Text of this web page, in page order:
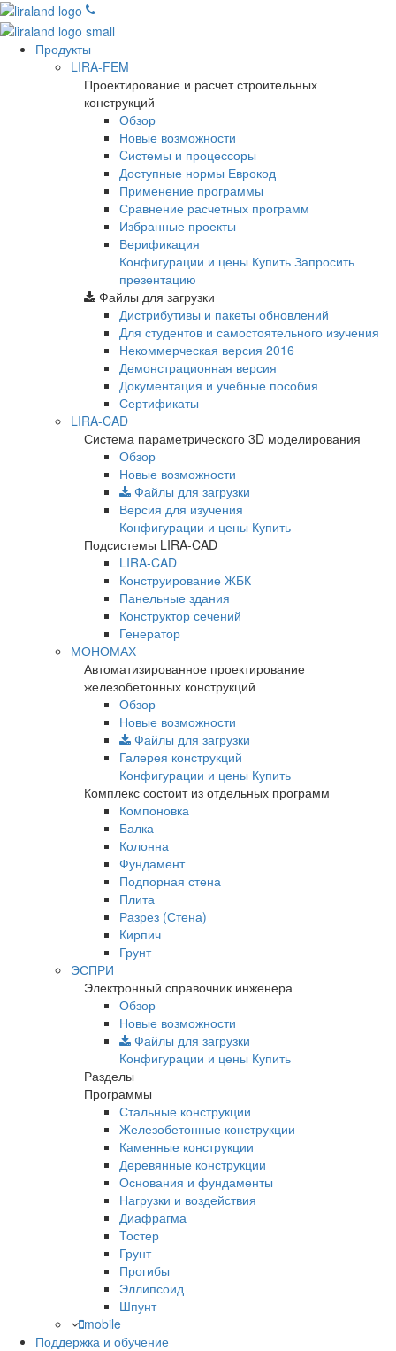
Продукты
LIRA-FEM
Проектирование и расчет строительных
конструкций
Обзор
Новые возможности
Cистемы и процессоры
Доступные нормы Еврокод
Применение программы
Сравнение расчетных программ
Избранные проекты
Верификация
Конфигурации и цены Купить Запросить
презентацию
Файлы для загрузки
Дистрибутивы и пакеты обновлений
Для студентов и самостоятельного изучения
Некоммерческая версия 2016
Демонстрационная версия
Документация и учебные пособия
Сертификаты
LIRA-CAD
Система параметрического 3D моделирования
Обзор
Новые возможности
Файлы для загрузки
Версия для изучения
Конфигурации и цены Купить
Подсистемы LIRA-CAD
LIRA-CAD
Конструирование ЖБК
Панельные здания
Конструктор сечений
Генератор
МОНОМАХ
Автоматизированное проектирование
железобетонных конструкций
Обзор
Новые возможности
Файлы для загрузки
Галерея конструкций
Конфигурации и цены Купить
Комплекс состоит из отдельных программ
Компоновка
Балка
Колонна
Фундамент
Подпорная стена
Плита
Разрез (Стена)
Кирпич
Грунт
ЭСПРИ
Электронный справочник инженера
Обзор
Новые возможности
Файлы для загрузки
Конфигурации и цены Купить
Разделы
Программы
Стальные конструкции
Железобетонные конструкции
Каменные конструкции
Деревянные конструкции
Основания и фундаменты
Нагрузки и воздействия
Диафрагма
Тостер
Грунт
Прогибы
Эллипсоид
Шпунт
mobile
Поддержка и обучение